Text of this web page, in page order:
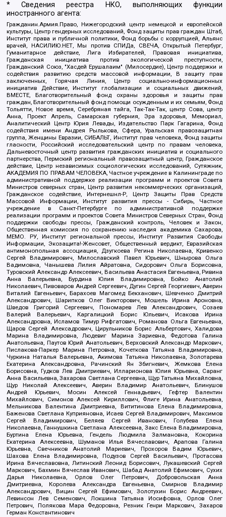
* Сведения реестра НКО, выполняющих функции
иностранного агента:
Гражданин.Армия.Право, Нижегородский центр немецкой и европейской
культуры, Центр гендерных исследований, Фонд защиты прав граждан Штаб,
Институт права и публичной политики, Фонд борьбы с коррупцией, Альянс
врачей, НАСИЛИЮ.НЕТ, Мы против СПИДа, СВЕЧА, Открытый Петербург,
Гуманитарное действие, Лига Избирателей, Правовая инициатива,
Гражданская инициатива против экологической преступности,
Гражданский Союз, "Хасдей Ерушалаим" (Милосердие), Центр поддержки и
содействия развитию средств массовой информации, В защиту прав
заключенных, Горячая Линия, Центр социально-информационных
инициатив Действие, Институт глобализации и социальных движений,
ВМЕСТЕ, Благотворительный фонд охраны здоровья и защиты прав
граждан, Благотворительный фонд помощи осужденным и их семьям, Фонд
Тольятти, Новое время, Серебряная тайга, Так-Так-Так, центр Сова, центр
Анна, Проект Апрель, Самарская губерния, Эра здоровья, Мемориал,
Аналитический Центр Юрия Левады, Издательство Парк Гагарина, Фонд
содействия имени Андрея Рылькова, Сфера, Уральская правозащитная
группа, Женщины Евразии, СИБАЛЬТ, Институт прав человека, Фонд защиты
гласности, Российский исследовательский центр по правам человека,
Дальневосточный центр развития гражданских инициатив и социального
партнерства, Пермский региональный правозащитный центр, Гражданское
действие, Центр независимых социологических исследований, Сутяжник,
АКАДЕМИЯ ПО ПРАВАМ ЧЕЛОВЕКА, Частное учреждение в Калининграде по
административной поддержке реализации программ и проектов Совета
Министров северных стран, Центр развития некоммерческих организаций,
Гражданское содействие, Интернешнл-Р, Центр Защиты Прав Средств
Массовой Информации, Институт развития прессы - Сибирь, Частное
учреждение в Санкт-Петербурге по административной поддержке
реализации программ и проектов Совета Министров Северных Стран, Фонд
поддержки свободы прессы, Гражданский контроль, Человек и Закон,
Общественная комиссия по сохранению наследия академика Сахарова,
МЕМО. РУ, Институт региональной прессы, Институт Развития Свободы
Информации, Экозащита!-Женсовет, Общественный вердикт, Евразийская
антимонопольная ассоциация, Дзугкоева Регина Николаевна, Кривенко
Сергей Владимирович, Милославский Павел Юрьевич, Шнырова Ольга
Вадимовна, Чанышева Лилия Айратовна, Сидорович Ольга Борисовна,
Туровский Александр Алексеевич, Васильева Анастасия Евгеньевна, Ривина
Анна Валерьевна, Бурдина Юлия Владимировна, Бойко Анатолий
Николаевич, Пивоваров Андрей Сергеевич, Дугин Сергей Георгиевич, Аверин
Виталий Евгеньевич, Барахоев Магомед Бекханович, Шевченко Дмитрий
Александрович, Шарипков Олег Викторович, Мошель Ирина Ароновна,
Шведов Григорий Сергеевич, Пономарев Лев Александрович, Созаев
Валерий Валерьевич, Каргалицкий Борис Юльевич, Исакова Ирина
Александровна, Исламов Тимур Рифгатович, Романова Ольга Евгеньевна,
Щаров Сергей Алексадрович, Цирульников Борис Альбертович, Халидова
Марина Владимировна, Людевиг Марина Зариевна, Федотова Галина
Анатольевна, Паутов Юрий Анатольевич, Верховский Александр Маркович,
Пислакова-Паркер Марина Петровна, Кочеткова Татьяна Владимировна,
Чуркина Наталья Валерьевна, Акимова Татьяна Николаевна, Золотарева
Екатерина Александровна, Рачинский Ян Збигневич, Жемкова Елена
Борисовна, Гудков Лев Дмитриевич, Илларионова Юлия Юрьевна, Саранг
Анна Васильевна, Захарова Светлана Сергеевна, Щур Татьяна Михайловна,
Щур Николай Алексеевич, Аверин Владимир Анатольевич, Блинушов
Андрей Юрьевич, Мосин Алексей Геннадьевич, Гефтер Валентин
Михайлович, Симонов Алексей Кириллович, Флиге Ирина Анатольевна,
Мельникова Валентина Дмитриевна, Вититинова Елена Владимировна,
Баженова Светлана Куприяновна, Исаев Сергей Владимирович, Максимов
Сергей Владимирович, Беляев Сергей Иванович, Голубева Елена
Николаевна, Ганнушкина Светлана Алексеевна, Закс Елена Владимировна,
Буртина Елена Юрьевна, Гендель Людмила Залмановна, Кокорина
Екатерина Алексеевна, Шуманов Илья Вячеславович, Арапова Галина
Юрьевна, Свечников Анатолий Мариевич, Прохоров Вадим Юрьевич,
Шахова Елена Владимировна, Подузов Сергей Васильевич, Протасова
Ирина Вячеславовна, Литинский Леонид Борисович, Лукашевский Сергей
Маркович, Бахмин Вячеслав Иванович, Шабад Анатолий Ефимович, Сухих
Дарья Николаевна, Орлов Олег Петрович, Добровольская Анна
Дмитриевна, Королева Александра Евгеньевна, Смирнов Владимир
Александрович, Вицин Сергей Ефимович, Золотухин Борис Андреевич,
Левинсон Лев Семенович, Локшина Татьяна Иосифовна, Орлов Олег
Петрович, Полякова Мара Федоровна, Резник Генри Маркович, Захаров
Герман Константинович